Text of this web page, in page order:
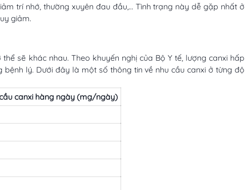
trí nhớ, thường xuyên đau đầu,… Tình trạng này dễ gặp nhất ở
giảm.
sẽ khác nhau. Theo khuyến nghị của Bộ Y tế, lượng canxi hấp
bệnh lý. Dưới đây là một số thông tin về nhu cầu canxi ở từng độ
canxi hàng ngày (mg/ngày)